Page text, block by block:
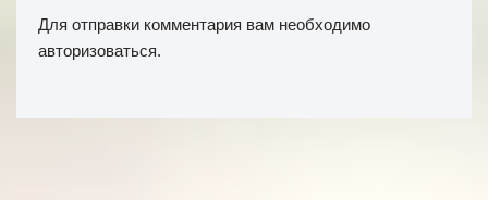
Для отправки комментария вам необходимо
авторизоваться.